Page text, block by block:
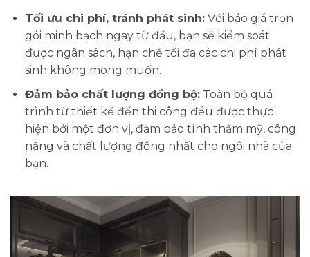
Tối ưu chi phí, tránh phát sinh:Với báo giá trọn
gói minh bạch ngay từ đầu, bạn sẽ kiểm soát
được ngân sách, hạn chế tối đa các chi phí phát
sinh không mong muốn.
Đảm bảo chất lượng đồng bộ:Toàn bộ quá
trình từ thiết kế đến thi công đều được thực
hiện bởi một đơn vị, đảm bảo tính thẩm mỹ, công
năng và chất lượng đồng nhất cho ngôi nhà của
bạn.